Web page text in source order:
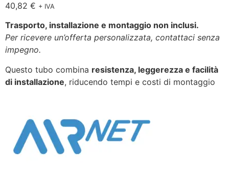
40,82 € + IVA
Trasporto, installazione e montaggio non inclusi.
Per ricevere un’offerta personalizzata, contattaci senza
impegno.
Questo tubo combina resistenza, leggerezza e facilità
di installazione, riducendo tempi e costi di montaggio